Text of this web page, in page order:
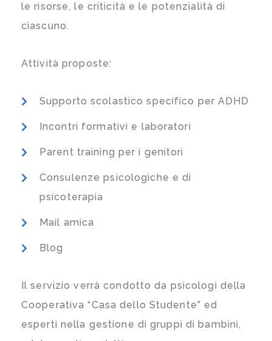
le risorse, le criticità e le potenzialità di
ciascuno.
Attività proposte:
Supporto scolastico specifico per ADHD
Incontri formativi e laboratori
Parent training per i genitori
Consulenze psicologiche e di
psicoterapia
Mail amica
Blog
Il servizio verrà condotto da psicologi della
Cooperativa “Casa dello Studente” ed
esperti nella gestione di gruppi di bambini,